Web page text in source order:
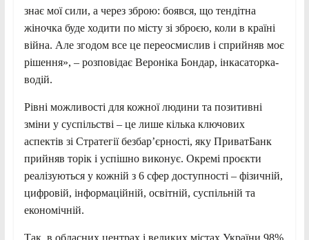
знає мої сили, а через зброю: боявся, що тендітна
жіночка буде ходити по місту зі зброєю, коли в країні
війна. Але згодом все це переосмислив і сприйняв моє
рішення», – розповідає Вероніка Бондар, інкасаторка-
водій.
Рівні можливості для кожної людини та позитивні
зміни у суспільстві – це лише кілька ключових
аспектів зі Стратегії безбар’єрності, яку ПриватБанк
прийняв торік і успішно виконує. Окремі проєкти
реалізуються у кожній з 6 сфер доступності – фізичній,
цифровій, інформаційній, освітній, суспільній та
економічній.
Так, в обласних центрах і великих містах України 98%